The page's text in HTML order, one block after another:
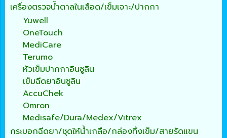
เครื่องตรวจน้ำตาลในเลือด/เข็มเจาะ/ปากกา
Yuwell
OneTouch
MediCare
Terumo
หัวเข็มปากกาอินซูลิน
เข็มฉีดยาอินซูลิน
AccuChek
Omron
Medisafe/Dura/Medex/Vitrex
กระบอกฉีดยา/ชุดให้น้ำเกลือ/กล่องทิ้งเข็ม/สายรัดแขน